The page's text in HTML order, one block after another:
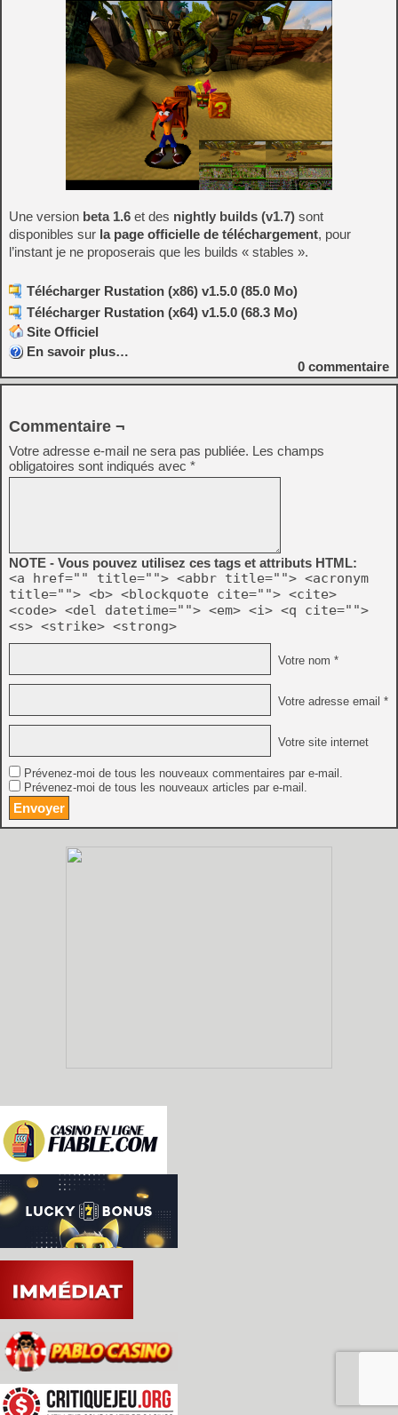
Une version beta 1.6 et des nightly builds (v1.7) sont
disponibles sur la page officielle de téléchargement, pour
l’instant je ne proposerais que les builds « stables ».
Télécharger Rustation (x86) v1.5.0 (85.0 Mo)
Télécharger Rustation (x64) v1.5.0 (68.3 Mo)
Site Officiel
En savoir plus…
0 commentaire
Commentaire ¬
Votre adresse e-mail ne sera pas publiée. Les champs
obligatoires sont indiqués avec *
NOTE - Vous pouvez utilisez ces tags et attributs HTML:
<a href="" title=""> <abbr title=""> <acronym
title=""> <b> <blockquote cite=""> <cite>
<code> <del datetime=""> <em> <i> <q cite="">
<s> <strike> <strong>
Votre nom *
Votre adresse email *
Votre site internet
Prévenez-moi de tous les nouveaux commentaires par e-mail.
Prévenez-moi de tous les nouveaux articles par e-mail.